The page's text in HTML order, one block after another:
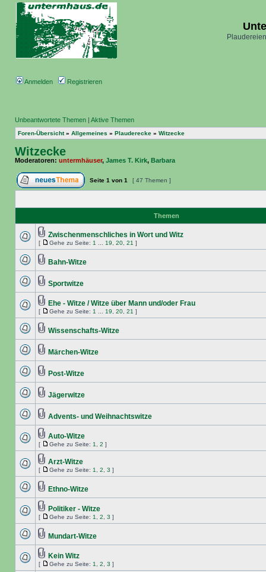
Anmelden Registrieren
Unbeantwortete Themen | Aktive Themen
Foren-Übersicht» Allgemeines » Plauderecke » Witzecke
Witzecke
Moderatoren: untermhäuser, James T. Kirk, Barbara
Seite 1 von 1 [ 47 Themen ]
Themen
Zwischenmenschliches in Wort und Witz
[ Gehe zu Seite: 1 19 20 21 ]
Bahn-Witze
Sportwitze
Ehe - Witze / Witze über Mann und/oder Frau
[ Gehe zu Seite: 1 19 20 21 ]
Wissenschafts-Witze
Märchen-Witze
Post-Witze
Jägerwitze
Advents- und Weihnachtswitze
Auto-Witze
[ Gehe zu Seite: 1 2 ]
Arzt-Witze
[ Gehe zu Seite: 1 2 3 ]
Ethno-Witze
Politiker - Witze
[ Gehe zu Seite: 1 2 3 ]
Mundart-Witze
Kein Witz
[ Gehe zu Seite: 1 2 3 ]